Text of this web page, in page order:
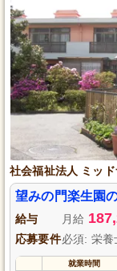
社会福祉法人 ミッ
望みの門楽生園
給与 月給
応募要件必須: 栄養
就業時間